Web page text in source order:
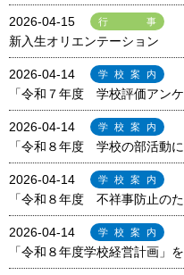
2026-04-15 行事
新入生オリエンテーション
2026-04-14 学校案内
「令和７年度 学校評価アン
2026-04-14 学校案内
「令和８年度 学校の部活動
2026-04-14 学校案内
「令和８年度 不祥事防止の
2026-04-14 学校案内
「令和８年度学校経営計画」